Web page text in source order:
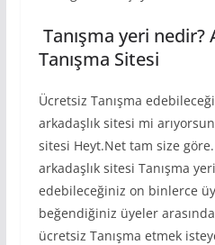
Tanışma yeri nedir?
Tanışma Sitesi
Ücretsiz Tanışma
arkadaşlık sitesi mi
sitesi Heyt.Net tam size
arkadaşlık sitesi Tanışma
edebileceğiniz on binlerce
beğendiğiniz üyeler
ücretsiz Tanışma etmek